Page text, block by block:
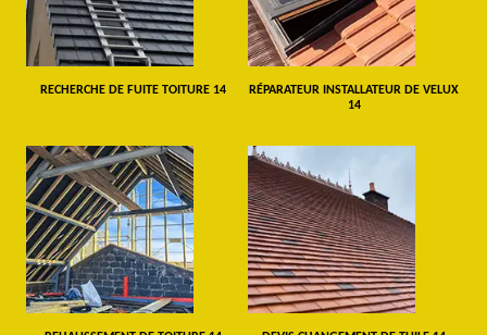
RECHERCHE DE FUITE TOITURE 14
RÉPARATEUR INSTALLATEUR DE VELUX
14